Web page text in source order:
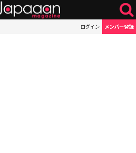
ログイン メンバー登録